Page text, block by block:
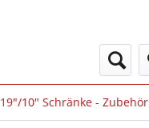
19"/10" Schränke - Zubehör